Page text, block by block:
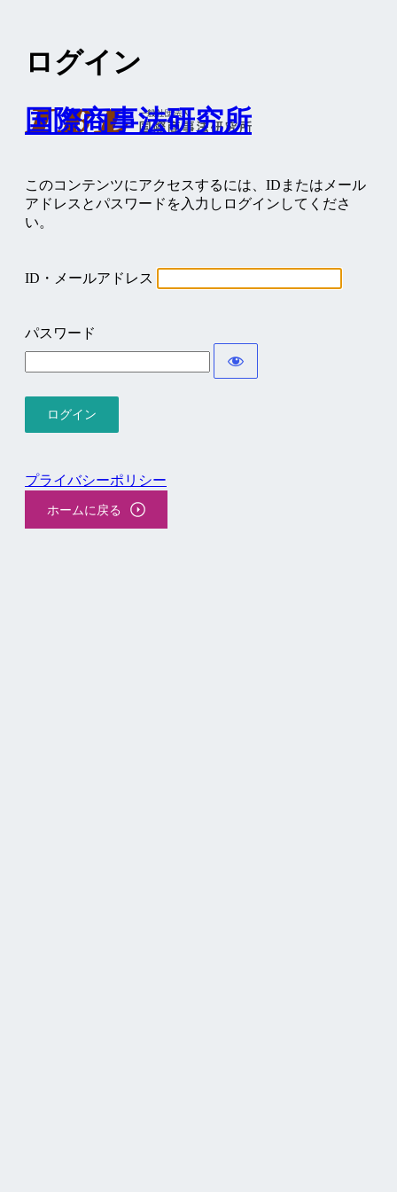
ログイン
国際商事法研究所
このコンテンツにアクセスするには、IDまたはメール
アドレスとパスワードを入力しログインしてくださ
い。
ID・メールアドレス
パスワード
プライバシーポリシー
ホームに戻る